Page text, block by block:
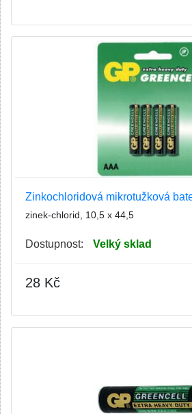
Zinkochloridová mikrotužková
zinek-chlorid, 10,5 x 44,5
Dostupnost: Velký sklad
28 Kč